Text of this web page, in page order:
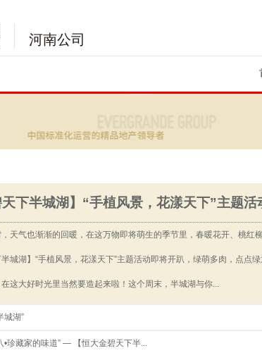
河南公司
天下半城湖】“手植风景，花漾天下”主题
天气也渐渐的回暖，在这万物即将萌生的季节里，春暖花开、桃红
城湖】“手植风景，花漾天下”主题活动即将开趴，绿萌多肉，点点
这大好时光里当然要造起来啦！这个周末，半城湖与你...
城湖”
•珍藏家的味道” — 【恒大金碧天下半...